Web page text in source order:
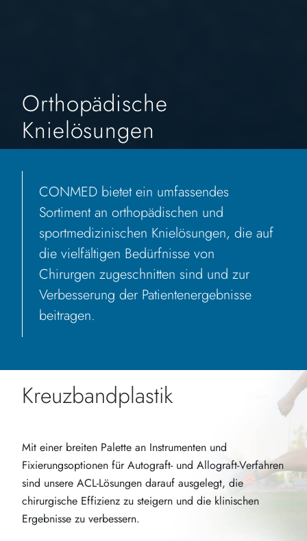
Orthopädische
Knielösungen
CONMED bietet ein umfassendes
Sortiment an orthopädischen und
sportmedizinischen Knielösungen, die auf
die vielfältigen Bedürfnisse von
Chirurgen zugeschnitten sind und zur
Verbesserung der Patientenergebnisse
beitragen.
Kreuzbandplastik
Mit einer breiten Palette an Instrumenten und
Fixierungsoptionen für Autograft- und Allograft-Verfahren
sind unsere ACL-Lösungen darauf ausgelegt, die
chirurgische Effizienz zu steigern und die klinischen
Ergebnisse zu verbessern.